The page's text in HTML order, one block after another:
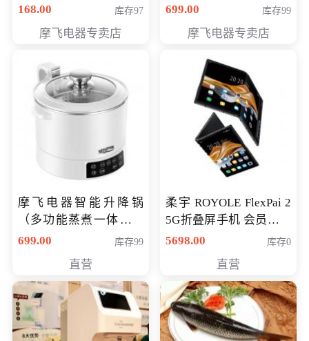
168.00 库存97
摩飞电器专卖店
（智能升降养生锅） 会
699.00 库存99
摩飞电器专卖店
摩飞电器智能升降锅
（多功能蒸煮一体锅）
（智能升降养生锅） 会
699.00 库存99
直营
柔宇 ROYOLE FlexPai 2
5G折叠屏手机 会员专享
购买价格 4998元
5698.00 库存0
直营